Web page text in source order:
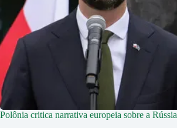
Polônia critica narrativa europeia sobre a Rússia